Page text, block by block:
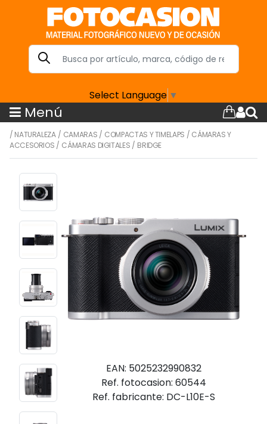
Select Language ▼
Menú
/ NATURALEZA/ CAMARAS / COMPACTAS Y TIMELAPS / CÁMARAS Y
ACCESORIOS / CÁMARAS DIGITALES / BRIDGE
EAN: 5025232990832
Ref. fotocasion: 60544
Ref. fabricante: DC-L10E-S